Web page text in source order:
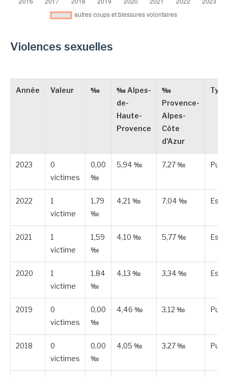
Violences sexuelles
Année Valeur ‰
‰ Alpes-
de-
Haute-
Provence
‰
Provence-
Alpes-
Côte
d'Azur
Type
2023
0
victimes
0,00
‰
5,94 ‰ 7,27 ‰
2022
1
victime
1,79
‰
4,21 ‰ 7,04 ‰
2021
1
victime
1,59
‰
4,10 ‰ 5,77 ‰
2020
1
victime
1,84
‰
4,13 ‰ 3,34 ‰
2019
0
victimes
0,00
‰
4,46 ‰ 3,12 ‰
2018
0
victimes
0,00
‰
4,05 ‰ 3,27 ‰